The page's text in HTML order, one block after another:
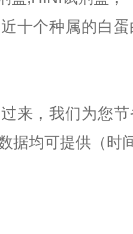
十个种属的白
来，我们为您
据均可提供（时